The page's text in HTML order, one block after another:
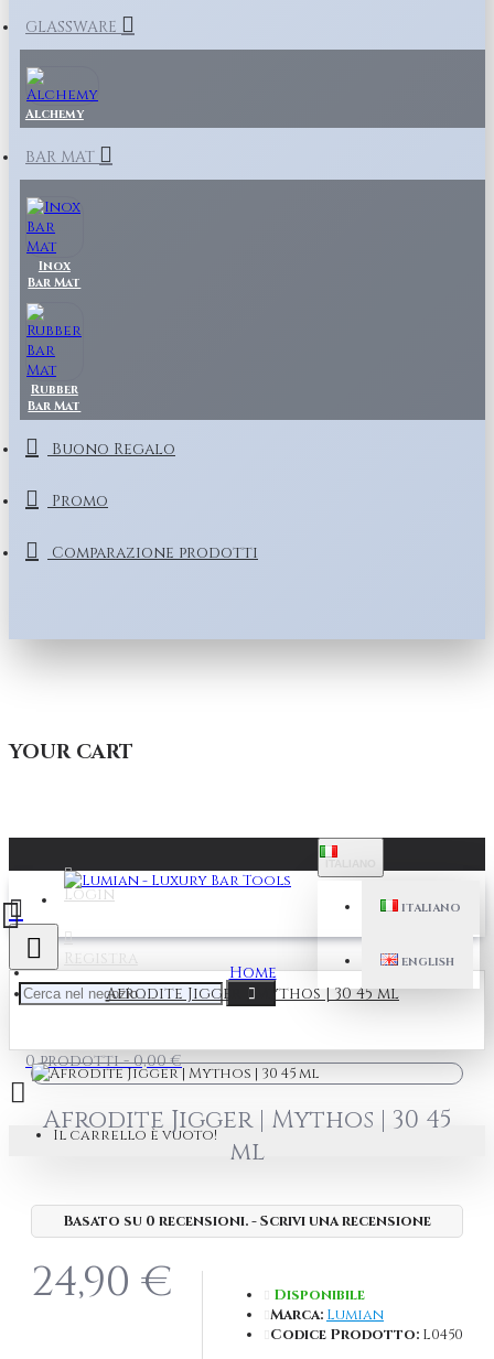
GLASSWARE
Alchemy
BAR MAT
Inox
Bar Mat
Rubber
Bar Mat
Buono Regalo
Promo
Comparazione prodotti
YOUR CART
Login
Registra
ITALIANO
ENGLISH
0 prodotti - 0,00 €
Il carrello è vuoto!
Home
Afrodite Jigger | Mythos | 30 45 ml
Afrodite Jigger | Mythos | 30 45
ml
Basato su 0 recensioni.-Scrivi una recensione
24,90 €
Disponibile
Marca: Lumian
Codice Prodotto: L0450